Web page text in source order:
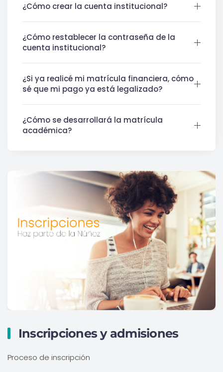
¿Cómo crear la cuenta institucional?
¿Cómo restablecer la contraseña de la
cuenta institucional?
¿Si ya realicé mi matrícula financiera, cómo
sé que mi pago ya está legalizado?
¿Cómo se desarrollará la matrícula
académica?
Inscripciones y admisiones
Proceso de inscripción